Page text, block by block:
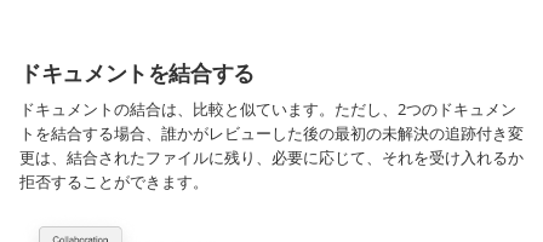
ドキュメントを結合する
ドキュメントの結合は、比較と似ています。ただし、2つのドキュメン
トを結合する場合、誰かがレビューした後の最初の未解決の追跡付き変
更は、結合されたファイルに残り、必要に応じて、それを受け入れるか
拒否することができます。